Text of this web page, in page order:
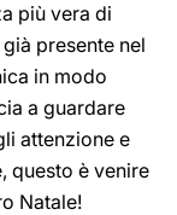
più vera di
presente nel
in modo
a guardare
attenzione e
questo è venire
Natale!